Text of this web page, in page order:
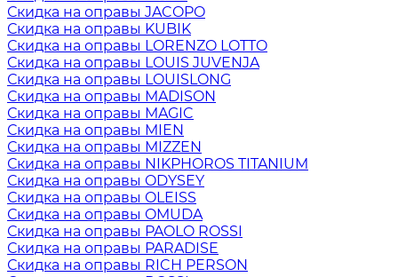
Скидка на оправы JACOPO
Скидка на оправы KUBIK
Скидка на оправы LORENZO LOTTO
Скидка на оправы LOUIS JUVENJA
Скидка на оправы LOUISLONG
Скидка на оправы MADISON
Скидка на оправы MAGIC
Скидка на оправы MIEN
Скидка на оправы MIZZEN
Скидка на оправы NIKPHOROS TITANIUM
Скидка на оправы ODYSEY
Скидка на оправы OLEISS
Скидка на оправы OMUDA
Скидка на оправы PAOLO ROSSI
Скидка на оправы PARADISE
Скидка на оправы RICH PERSON